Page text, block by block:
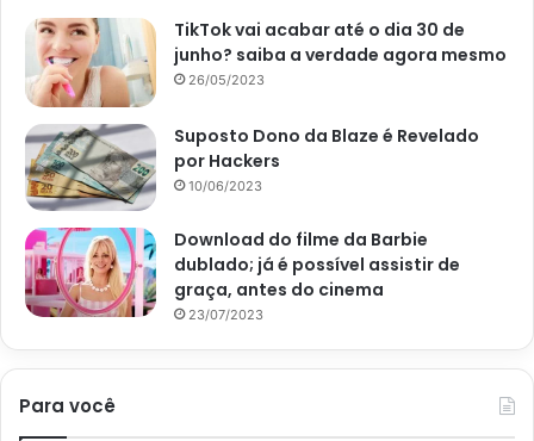
TikTok vai acabar até o dia 30 de
junho? saiba a verdade agora mesmo
26/05/2023
Suposto Dono da Blaze é Revelado
por Hackers
10/06/2023
Download do filme da Barbie
dublado; já é possível assistir de
graça, antes do cinema
23/07/2023
Para você